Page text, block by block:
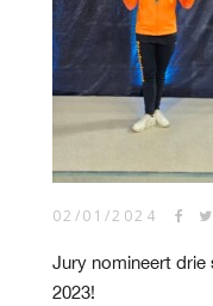
02/01/2024
Jury nomineert
2023!